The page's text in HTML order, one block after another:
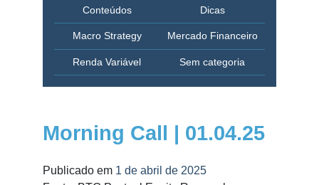
Conteúdos Dicas
Macro Strategy Mercado Financeiro
Renda Variável Sem categoria
Morning Call | 01.04.25
Publicado em 1 de abril de 2025